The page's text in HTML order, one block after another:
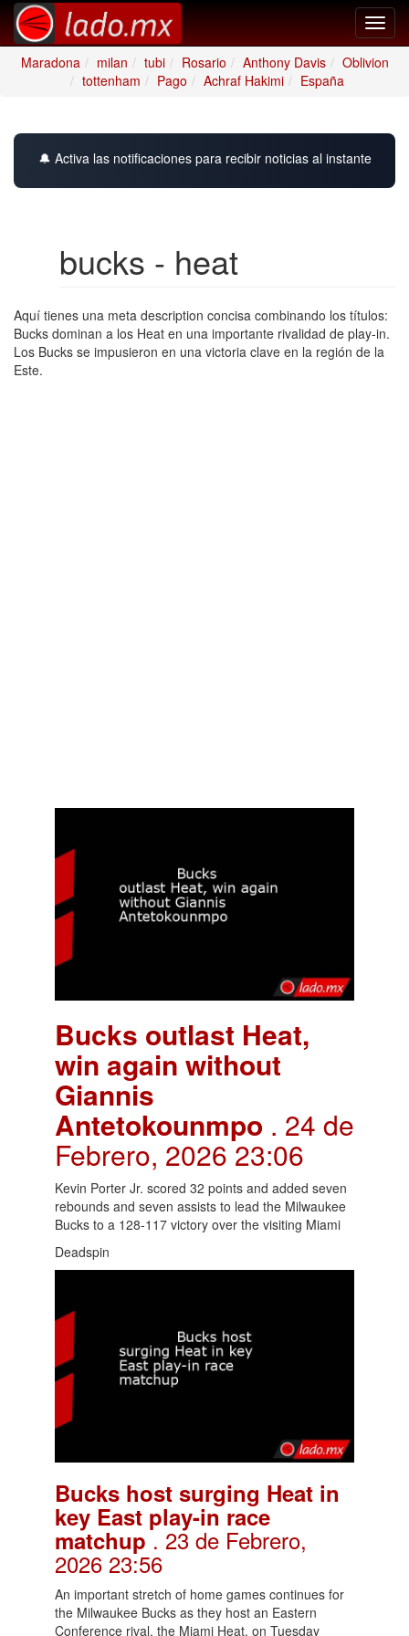
Maradona
milan tubi Rosario Anthony Davis
Oblivion
tottenham
Pago Achraf Hakimi España
🔔 Activa las notificaciones para recibir noticias al instante
bucks - heat
Aquí tienes una meta description concisa combinando los títulos:
Bucks dominan a los Heat en una importante rivalidad de play-in.
Los Bucks se impusieron en una victoria clave en la región de la
Este.
Bucks outlast Heat,
win again without
Giannis
Antetokounmpo . 24 de
Febrero, 2026 23:06
Kevin Porter Jr. scored 32 points and added seven
rebounds and seven assists to lead the Milwaukee
Bucks to a 128-117 victory over the visiting Miami
Deadspin
Bucks host surging Heat in
key East play-in race
matchup. 23 de Febrero,
2026 23:56
An important stretch of home games continues for
the Milwaukee Bucks as they host an Eastern
Conference rival, the Miami Heat, on Tuesday